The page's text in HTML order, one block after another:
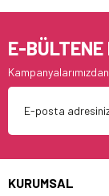
E-
KURUMSAL